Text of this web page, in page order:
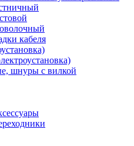
кабеля
шнуры с вилкой